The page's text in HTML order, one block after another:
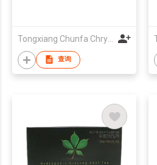
Tongxiang Chunfa Chrysanthemum Industry Co. Ltd.
查询